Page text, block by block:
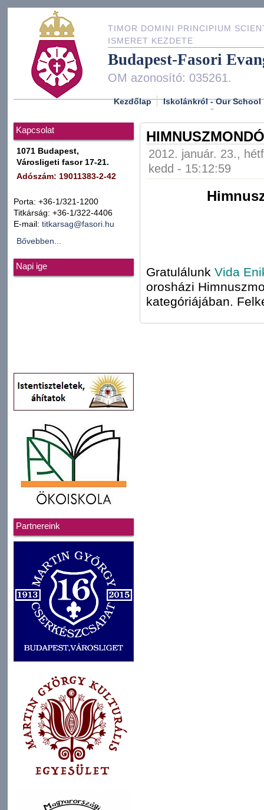
TIMOR DOMINI PRINCIPIUM
ISMERET KEZDETE
Budapest-Fasori
OM azonosító: 035261.
Kezdőlap Iskolánkról - Our School
Kapcsolat
1071 Budapest,
Városligeti fasor 17-21.
Adószám: 19011383-2-42
Porta: +36-1/321-1200
Titkárság: +36-1/322-4406
E-mail: titkarsag@fasori.hu
Bővebben...
Napi ige
Partnereink
2012. január. 23.,
kedd - 15:12:59
Gratulálunk Vida
orosházi
kategóriájában.